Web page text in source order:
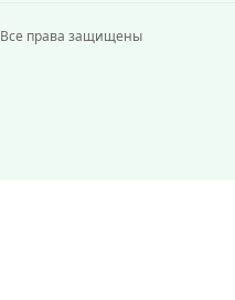
Все права защищены